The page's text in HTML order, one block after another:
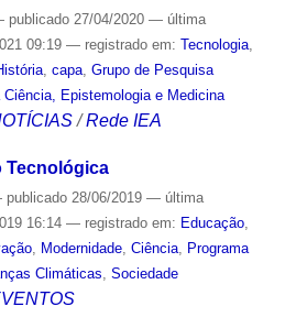
publicado27/04/2020 — última
09:19 — registrado em: Tecnologia,
, capa, Grupo de Pesquisa
Ciência, Epistemologia e Medicina
/Rede IEA
Tecnológica
publicado28/06/2019 — última
16:14 — registrado em: Educação,
, Modernidade, Ciência, Programa
Climáticas, Sociedade